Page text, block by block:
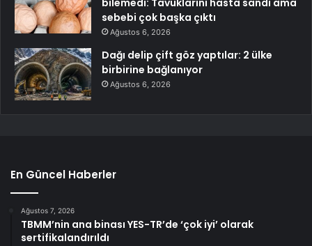
bilemedi: Tavuklarını hasta sandı ama
sebebi çok başka çıktı
Ağustos 6, 2026
Dağı delip çift göz yaptılar: 2 ülke
birbirine bağlanıyor
Ağustos 6, 2026
En Güncel Haberler
Ağustos 7, 2026
TBMM’nin ana binası YES-TR’de ‘çok iyi’ olarak
sertifikalandırıldı